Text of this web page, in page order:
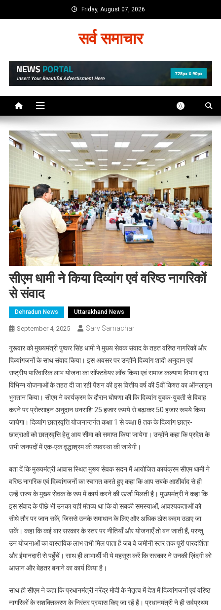
to
Friday, August 07, 2026
सर्व समाचार
सीएम धामी ने किया दिव्यांग एवं वरिष्ठ नागरिकों
से संवाद
Dehradun News Uttarakhand News
September 4, 2025 Sarv Samachar
गुरूवार को मुख्यमंत्री पुष्कर सिंह धामी ने मुख्य सेवक संवाद के तहत वरिष्ठ नागरिकों और
दिव्यांगजनों के साथ संवाद किया। इस अवसर पर उन्होंने दिव्यांग शादी अनुदान एवं
राष्ट्रीय पारिवारिक लाभ योजना का सॉफ्टवेयर लॉच किया एवं समाज कल्याण विभाग द्वारा
विभिन्न योजनाओं के तहत दी जा रही पेंशन की इस वित्तीय वर्ष की 5वीं किश्त का ऑनलाइन
भुगतान किया। सीएम ने कार्यक्रम के दौरान घोषणा की कि दिव्यांग युवक-युवती से विवाह
करने पर प्रोत्साहन अनुदान धनराशि 25 हजार रूपये से बढ़ाकर 50 हजार रूपये किया
जायेगा। दिव्यांग छात्रवृत्ति योजनान्तर्गत कक्षा 1 से कक्षा 8 तक के दिव्यांग छात्र-
छात्राओं को छात्रवृत्ति हेतु आय सीमा को समाप्त किया जायेगा। उन्होंने कहा कि प्रदेश के
सभी जनपदों में एक-एक वृद्धाश्रम की व्यवस्था की जायेगी।
बता दें कि मुख्यमंत्री आवास स्थित मुख्य सेवक सदन में आयोजित कार्यक्रम सीएम धामी ने
वरिष्ठ नागरिक एवं दिव्यांगजनों का स्वागत करते हुए कहा कि आप सबके आशीर्वाद से ही
उन्हें राज्य के मुख्य सेवक के रूप में कार्य करने की ऊर्जा मिलती है। मुख्यमंत्री ने कहा कि
इस संवाद के पीछे भी उनका यही मंतव्य था कि वो सबकी समस्याओं, आवश्यकताओं को
सीधे तौर पर जान सकें, जिससे उनके समाधान के लिए और अधिक ठोस कदम उठाए जा
सकें। कहा कि कई बार सरकार के स्तर पर नीतियाँ और योजनाएँ तो बन जाती हैं, परन्तु
उन योजनाओं का वास्तविक लाभ तभी मिल पाता है जब वे जमीनी स्तर तक पूरी पारदर्शिता
और ईमानदारी से पहुँचें। साथ ही लाभार्थी भी ये महसूस करें कि सरकार ने उनकी ज़िंदगी को
आसान और बेहतर बनाने का कार्य किया है।
साथ ही सीएम ने कहा कि प्रधानमंत्री नरेंद्र मोदी के नेतृत्व में देश में दिव्यांगजनों एवं वरिष्ठ
नागरिकों के सशक्तिकरण के निरंतर प्रयास किए जा रहें हैं। प्रधानमंत्री ने ही सर्वप्रथम